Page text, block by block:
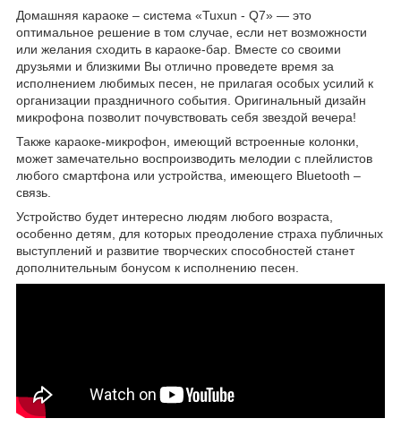
Домашняя караоке – система «Tuxun - Q7» — это
оптимальное решение в том случае, если нет возможности
или желания сходить в караоке-бар. Вместе со своими
друзьями и близкими Вы отлично проведете время за
исполнением любимых песен, не прилагая особых усилий к
организации праздничного события. Оригинальный дизайн
микрофона позволит почувствовать себя звездой вечера!
Также караоке-микрофон, имеющий встроенные колонки,
может замечательно воспроизводить мелодии с плейлистов
любого смартфона или устройства, имеющего Bluetooth –
связь.
Устройство будет интересно людям любого возраста,
особенно детям, для которых преодоление страха публичных
выступлений и развитие творческих способностей станет
дополнительным бонусом к исполнению песен.